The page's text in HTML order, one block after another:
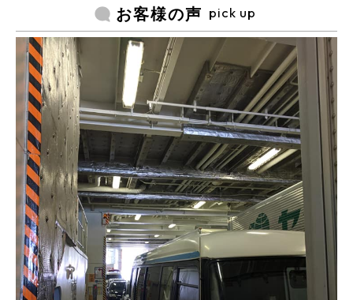
お客様の声 pick up